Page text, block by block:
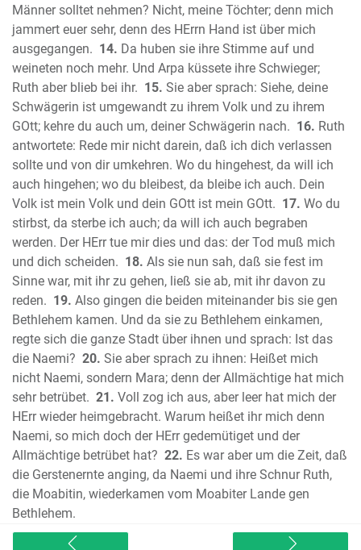
Das Evangelium nach Matthäus
Das Evangelium nach Markus
Das Evangelium nach Lukas
Das Evangelium nach Johannes
Die Apostelgeschichte des Lukas
Der Brief des Paulus an die Römer
Der erste Brief des Paulus an die
Korinther
Der zweite Brief des Paulus an die
Korinther
Der Brief des Paulus an die Galater
Der Brief des Paulus an die Epheser
Der Brief des Paulus an die Philipper
Der Brief des Paulus an die Kolosser
Der erste Brief des Paulus an die
Thessalonicher
Der zweite Brief des Paulus an die
Thessalonicher
Der erste Brief des Paulus an Thimotheus
Der zweite Brief des Paulus an
Thimotheus
Der Brief des Paulus an Titus
Der Brief des Paulus an Philemon
Der erste Brief des Petrus
Der zweite Brief des Petrus
Männer solltet nehmen? Nicht, meine Töchter; denn mich
jammert euer sehr, denn des HErrn Hand ist über mich
ausgegangen. 14. Da huben sie ihre Stimme auf und
weineten noch mehr. Und Arpa küssete ihre Schwieger;
Ruth aber blieb bei ihr. 15. Sie aber sprach: Siehe, deine
Schwägerin ist umgewandt zu ihrem Volk und zu ihrem
GOtt; kehre du auch um, deiner Schwägerin nach. 16. Ruth
antwortete: Rede mir nicht darein, daß ich dich verlassen
sollte und von dir umkehren. Wo du hingehest, da will ich
auch hingehen; wo du bleibest, da bleibe ich auch. Dein
Volk ist mein Volk und dein GOtt ist mein GOtt. 17. Wo du
stirbst, da sterbe ich auch; da will ich auch begraben
werden. Der HErr tue mir dies und das: der Tod muß mich
und dich scheiden. 18. Als sie nun sah, daß sie fest im
Sinne war, mit ihr zu gehen, ließ sie ab, mit ihr davon zu
reden. 19. Also gingen die beiden miteinander bis sie gen
Bethlehem kamen. Und da sie zu Bethlehem einkamen,
regte sich die ganze Stadt über ihnen und sprach: Ist das
die Naemi? 20. Sie aber sprach zu ihnen: Heißet mich
nicht Naemi, sondern Mara; denn der Allmächtige hat mich
sehr betrübet. 21. Voll zog ich aus, aber leer hat mich der
HErr wieder heimgebracht. Warum heißet ihr mich denn
Naemi, so mich doch der HErr gedemütiget und der
Allmächtige betrübet hat? 22. Es war aber um die Zeit, daß
die Gerstenernte anging, da Naemi und ihre Schnur Ruth,
die Moabitin, wiederkamen vom Moabiter Lande gen
Bethlehem.